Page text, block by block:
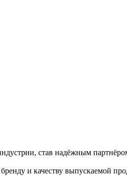
став надёжным
и качеству выпускаемой